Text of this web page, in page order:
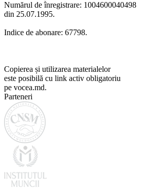
Numărul de înregistrare: 1004600040498
din 25.07.1995.
Indice de abonare: 67798.
Copierea și utilizarea materialelor
este posibilă cu link activ obligatoriu
pe vocea.md.
Parteneri